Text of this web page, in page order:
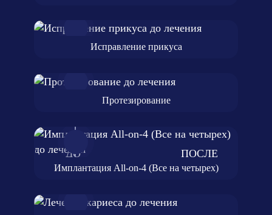
Исправление прикуса
Протезирование
Имплантация All-on-4 (Все на четырех)